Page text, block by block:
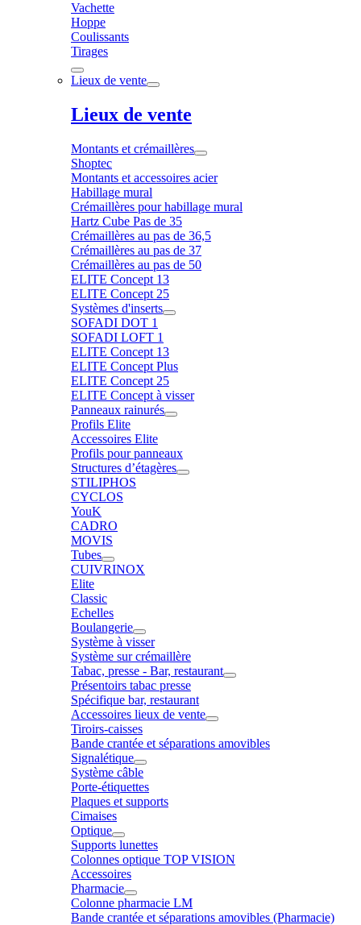
Vachette
Hoppe
Coulissants
Tirages
Lieux de vente
Lieux de vente
Montants et crémaillères
Shoptec
Montants et accessoires acier
Habillage mural
Crémaillères pour habillage mural
Hartz Cube Pas de 35
Crémaillères au pas de 36,5
Crémaillères au pas de 37
Crémaillères au pas de 50
ELITE Concept 13
ELITE Concept 25
Systèmes d'inserts
SOFADI DOT 1
SOFADI LOFT 1
ELITE Concept 13
ELITE Concept Plus
ELITE Concept 25
ELITE Concept à visser
Panneaux rainurés
Profils Elite
Accessoires Elite
Profils pour panneaux
Structures d’étagères
STILIPHOS
CYCLOS
YouK
CADRO
MOVIS
Tubes
CUIVRINOX
Elite
Classic
Echelles
Boulangerie
Système à visser
Système sur crémaillère
Tabac, presse - Bar, restaurant
Présentoirs tabac presse
Spécifique bar, restaurant
Accessoires lieux de vente
Tiroirs-caisses
Bande crantée et séparations amovibles
Signalétique
Système câble
Porte-étiquettes
Plaques et supports
Cimaises
Optique
Supports lunettes
Colonnes optique TOP VISION
Accessoires
Pharmacie
Colonne pharmacie LM
Bande crantée et séparations amovibles (Pharmacie)